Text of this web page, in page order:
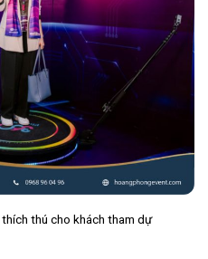
thú cho khách tham dự